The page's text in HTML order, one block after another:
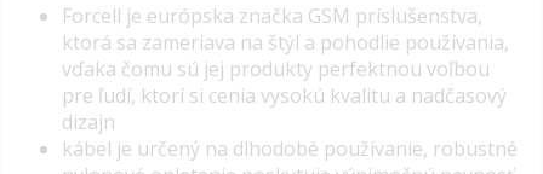
Forcell je európska značka GSM príslušenstva,
ktorá sa zameriava na štýl a pohodlie používania,
vďaka čomu sú jej produkty perfektnou voľbou
pre ľudí, ktorí si cenia vysokú kvalitu a nadčasový
dizajn
kábel je určený na dlhodobé používanie, robustné